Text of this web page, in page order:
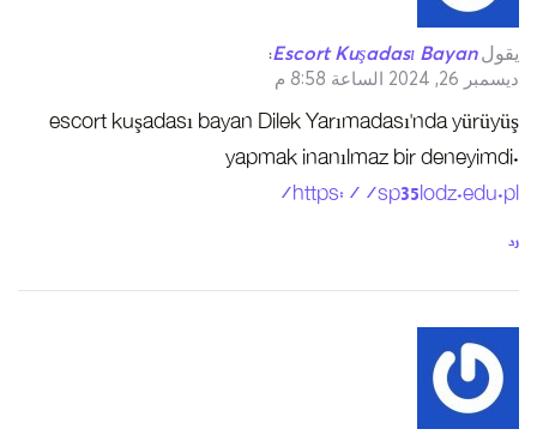
يقول Escort Kuşadası Bayan
:
ديسمبر 26, 2024 الساعة 8:58 م
escort kuşadası bayan Dilek Yarımadası’nda yürüyüş
yapmak inanılmaz bir deneyimdi.
https://sp35lodz.edu.pl/
رد